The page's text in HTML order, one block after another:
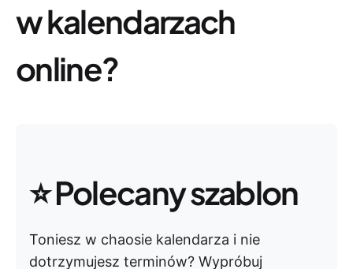
w kalendarzach
online?
⭐ Polecany szablon
Toniesz w chaosie kalendarza i nie
dotrzymujesz terminów? Wypróbuj